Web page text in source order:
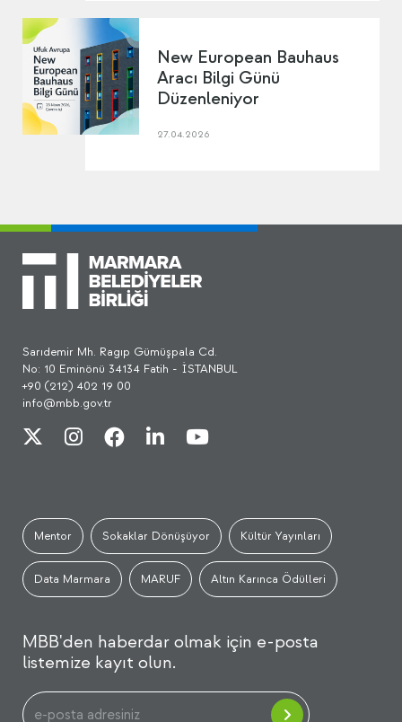
New European Bauhaus
Aracı Bilgi Günü
Düzenleniyor
27.04.2026
Sarıdemir Mh. Ragıp Gümüşpala Cd.
No: 10 Eminönü 34134 Fatih - İSTANBUL
+90 (212) 402 19 00
info@mbb.gov.tr
Mentor Sokaklar Dönüşüyor Kültür Yayınları
Data Marmara MARUF Altın Karınca Ödülleri
MBB'den haberdar olmak için e-posta
listemize kayıt olun.